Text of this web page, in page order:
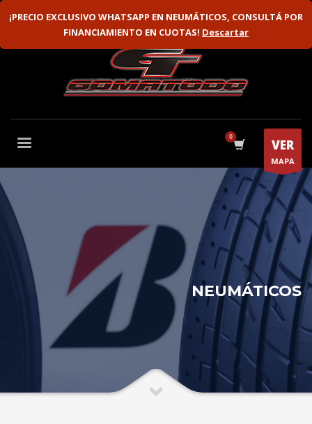
VENTA MAYORISTA FLOTAS
VER
MAPA
NEUMÁTICOS
¡PRECIO EXCLUSIVO WHATSAPP EN NEUMÁTICOS, CONSULTÁ POR
FINANCIAMIENTO EN CUOTAS! Descartar